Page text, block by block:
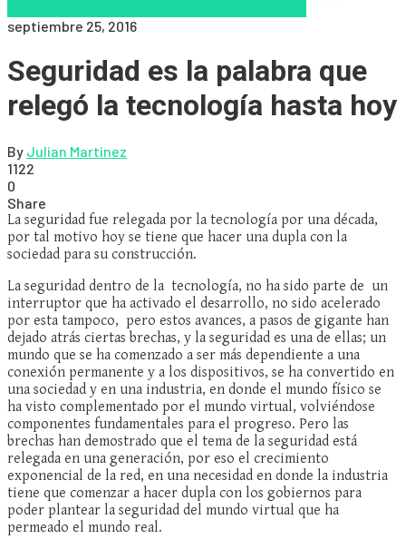
septiembre 25, 2016
Seguridad es la palabra que
relegó la tecnología hasta hoy
By Julian Martinez
1122
0
Share
La seguridad fue relegada por la tecnología por una década,
por tal motivo hoy se tiene que hacer una dupla con la
sociedad para su construcción.
La seguridad dentro de la tecnología, no ha sido parte de un
interruptor que ha activado el desarrollo, no sido acelerado
por esta tampoco, pero estos avances, a pasos de gigante han
dejado atrás ciertas brechas, y la seguridad es una de ellas; un
mundo que se ha comenzado a ser más dependiente a una
conexión permanente y a los dispositivos, se ha convertido en
una sociedad y en una industria, en donde el mundo físico se
ha visto complementado por el mundo virtual, volviéndose
componentes fundamentales para el progreso. Pero las
brechas han demostrado que el tema de la seguridad está
relegada en una generación, por eso el crecimiento
exponencial de la red, en una necesidad en donde la industria
tiene que comenzar a hacer dupla con los gobiernos para
poder plantear la seguridad del mundo virtual que ha
permeado el mundo real.